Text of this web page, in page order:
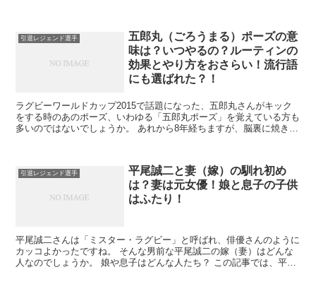
引退レジェンド選手
五郎丸（ごろうまる）ポーズの意
味は？いつやるの？ルーティンの
効果とやり方をおさらい！流行語
にも選ばれた？！
ラグビーワールドカップ2015で話題になった、五郎丸さんがキック
をする時のあのポーズ、いわゆる「五郎丸ポーズ」を覚えている方も
多いのではないでしょうか。 あれから8年経ちますが、脳裏に焼き付
引退レジェンド選手
平尾誠二と妻（嫁）の馴れ初め
は？妻は元女優！娘と息子の子供
はふたり！
平尾誠二さんは「ミスター・ラグビー」と呼ばれ、俳優さんのように
カッコよかったですね。 そんな男前な平尾誠二の嫁（妻）はどんな
人なのでしょうか。 娘や息子はどんな人たち？ この記事では、平尾